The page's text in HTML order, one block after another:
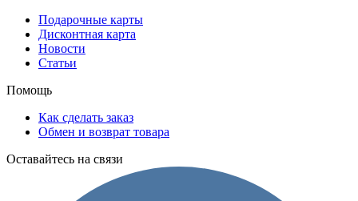
Подарочные карты
Дисконтная карта
Новости
Статьи
Помощь
Как сделать заказ
Обмен и возврат товара
Оставайтесь на связи